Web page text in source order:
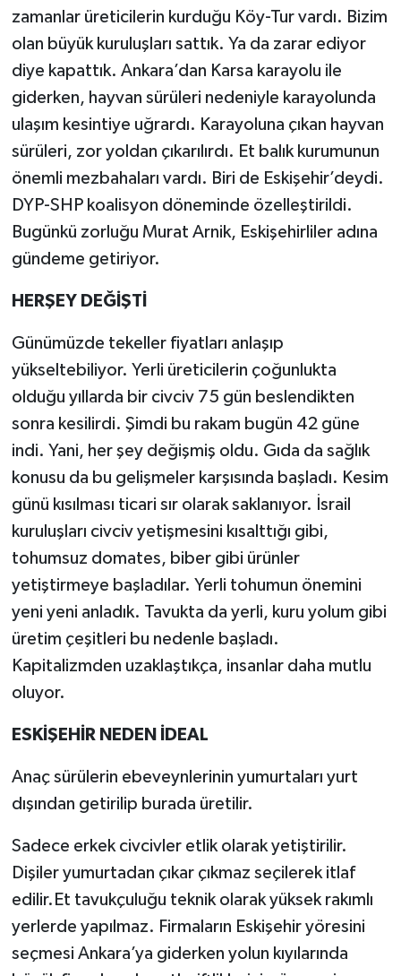
zamanlar üreticilerin kurduğu Köy-Tur vardı. Bizim
olan büyük kuruluşları sattık. Ya da zarar ediyor
diye kapattık. Ankara’dan Karsa karayolu ile
giderken, hayvan sürüleri nedeniyle karayolunda
ulaşım kesintiye uğrardı. Karayoluna çıkan hayvan
sürüleri, zor yoldan çıkarılırdı. Et balık kurumunun
önemli mezbahaları vardı. Biri de Eskişehir’deydi.
DYP-SHP koalisyon döneminde özelleştirildi.
Bugünkü zorluğu Murat Arnik, Eskişehirliler adına
gündeme getiriyor.
HERŞEY DEĞİŞTİ
Günümüzde tekeller fiyatları anlaşıp
yükseltebiliyor. Yerli üreticilerin çoğunlukta
olduğu yıllarda bir civciv 75 gün beslendikten
sonra kesilirdi. Şimdi bu rakam bugün 42 güne
indi. Yani, her şey değişmiş oldu. Gıda da sağlık
konusu da bu gelişmeler karşısında başladı. Kesim
günü kısılması ticari sır olarak saklanıyor. İsrail
kuruluşları civciv yetişmesini kısalttığı gibi,
tohumsuz domates, biber gibi ürünler
yetiştirmeye başladılar. Yerli tohumun önemini
yeni yeni anladık. Tavukta da yerli, kuru yolum gibi
üretim çeşitleri bu nedenle başladı.
Kapitalizmden uzaklaştıkça, insanlar daha mutlu
oluyor.
ESKİŞEHİR NEDEN İDEAL
Anaç sürülerin ebeveynlerinin yumurtaları yurt
dışından getirilip burada üretilir.
Sadece erkek civcivler etlik olarak yetiştirilir.
Dişiler yumurtadan çıkar çıkmaz seçilerek itlaf
edilir.Et tavukçuluğu teknik olarak yüksek rakımlı
yerlerde yapılmaz. Firmaların Eskişehir yöresini
seçmesi Ankara’ya giderken yolun kıyılarında